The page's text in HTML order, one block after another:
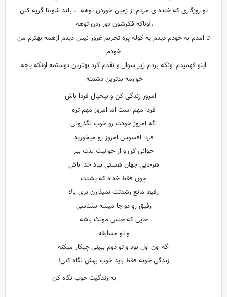
تو روزگاری که خنده ی مردم از زمین خوردن توهه ، بلند شو،تا گریه کنن
،آوناکه فکرشون دور زدن توهه
تا امدم به خودم دیدم یه کوله پره تجربم غرور نیس دیدم ازهمه بهترم من
خودم
اینو فهمیدم اونکه بردم زیر سوال و نقدم کرد بهترین دوستمه اونکه پاچه
خوارمه بدترین دشمنه
امروز زندگی کن و بیخیال فردا باش
فردا مهم است اما امروز مهم تره
اگه امروز خودت رو خوب نگذرونی
فردا افسوس امروز رو میخورید
جوانی کن و از جوانیت لذت ببر
هرجایی جهان هستی بیاد خدا باش
چون فقط خداه که پشتت
رفیقا مانع رشدتت نمیذارن بری بالا
رفیق رو دو جا میشه بشناسی
جایی که جنس مونث باشه
و تو مسابقه
اگه اون اول بود و تو دوم ببینی چیکار میکنه
زندگی خوبه فقط باید خوب بهش نگاه کنی!
به زندگیت خوب نگاه کن